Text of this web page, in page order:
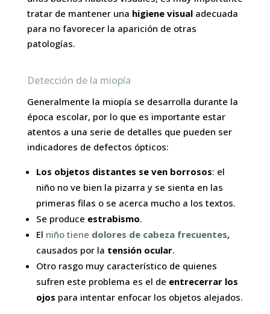
tratar de mantener una higiene visual adecuada
para no favorecer la aparición de otras
patologías.
Detección de la miopía
Generalmente la miopía se desarrolla durante la
época escolar, por lo que es importante estar
atentos a una serie de detalles que pueden ser
indicadores de defectos ópticos:
Los objetos distantes se ven borrosos: el
niño no ve bien la pizarra y se sienta en las
primeras filas o se acerca mucho a los textos.
Se produce estrabismo.
El niño tiene dolores de cabeza frecuentes,
causados por la tensión ocular.
Otro rasgo muy característico de quienes
sufren este problema es el de entrecerrar los
ojos para intentar enfocar los objetos alejados.